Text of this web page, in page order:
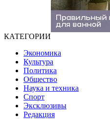
КАТЕГОРИИ
Экономика
Культура
Политика
Общество
Наука и техника
Спорт
Эксклюзивы
Редакция